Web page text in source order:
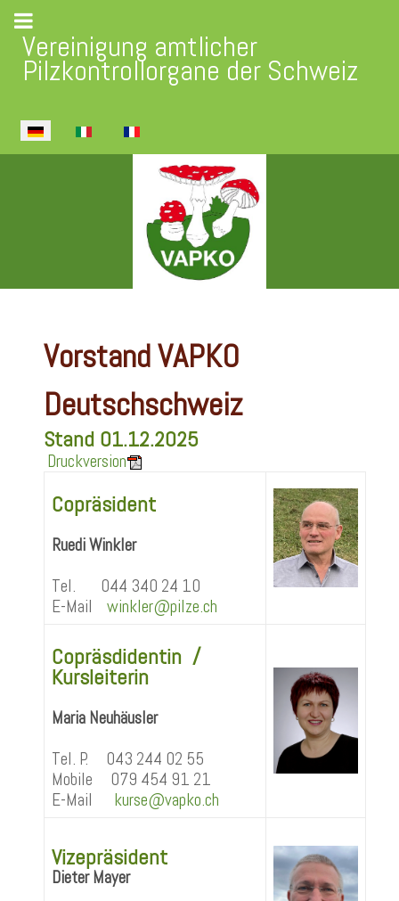
Vereinigung amtlicher
Pilzkontrollorgane der Schweiz
Sprache auswählen
Vorstand VAPKO
Deutschschweiz
Stand 01.12.2025
Druckversion
Copräsident
Ruedi Winkler
Tel. 044 340 24 10
E-Mail winkler@pilze.ch
Copräsdidentin /
Kursleiterin
Maria Neuhäusler
Tel. P. 043 244 02 55
Mobile 079 454 91 21
E-Mail kurse@vapko.ch
Vizepräsident
Dieter Mayer